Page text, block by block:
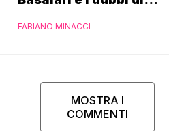
Ferrero”
FABIANO MINACCI
MOSTRA I
COMMENTI